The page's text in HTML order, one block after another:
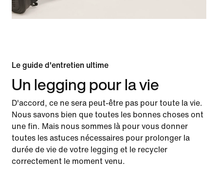
Le guide d'entretien ultime
Un legging pour la vie
D'accord, ce ne sera peut-être pas pour toute la vie.
Nous savons bien que toutes les bonnes choses ont
une fin. Mais nous sommes là pour vous donner
toutes les astuces nécessaires pour prolonger la
durée de vie de votre legging et le recycler
correctement le moment venu.